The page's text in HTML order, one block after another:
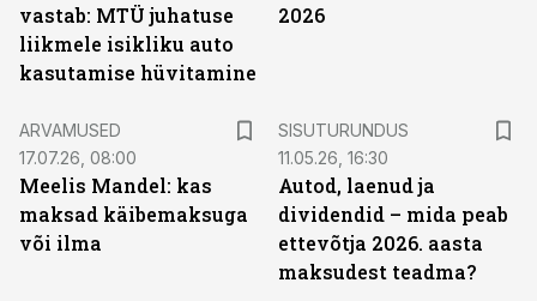
vastab: MTÜ juhatuse
liikmele isikliku auto
kasutamise hüvitamine
2026
ARVAMUSED
17.07.26, 08:00
Meelis Mandel: kas
maksad käibemaksuga
või ilma
SISUTURUNDUS
11.05.26, 16:30
Autod, laenud ja
dividendid – mida peab
ettevõtja 2026. aasta
maksudest teadma?